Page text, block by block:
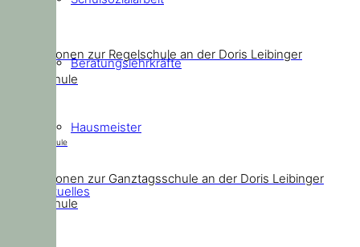
Beratungslehrkräfte
Hausmeister
Aktuelles
Informationen zur Regelschule an der Doris Leibinger
Grundschule
Ganztagsschule
Informationen zur Ganztagsschule an der Doris Leibinger
Grundschule